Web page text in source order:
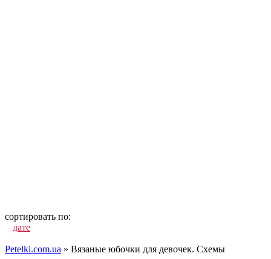
сортировать по:
дате
Petelki.com.ua » Вязаные юбочки для девочек. Схемы